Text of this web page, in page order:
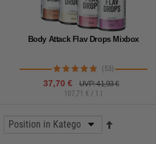
Body Attack Flav Drops Mixbox
(53)
37,70 €
UVP: 41,93 €
107,71 € / 1 l
beliebtesten Flav Drops zum Sparpreis in